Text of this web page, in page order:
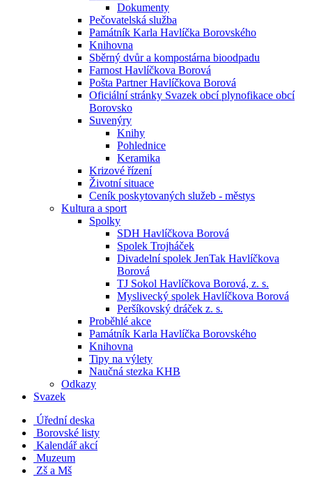
Dokumenty
Pečovatelská služba
Památník Karla Havlíčka Borovského
Knihovna
Sběrný dvůr a kompostárna bioodpadu
Farnost Havlíčkova Borová
Pošta Partner Havlíčkova Borová
Oficiální stránky Svazek obcí plynofikace obcí
Borovsko
Suvenýry
Knihy
Pohlednice
Keramika
Krizové řízení
Životní situace
Ceník poskytovaných služeb - městys
Kultura a sport
Spolky
SDH Havlíčkova Borová
Spolek Trojháček
Divadelní spolek JenTak Havlíčkova
Borová
TJ Sokol Havlíčkova Borová, z. s.
Myslivecký spolek Havlíčkova Borová
Peršíkovský dráček z. s.
Proběhlé akce
Památník Karla Havlíčka Borovského
Knihovna
Tipy na výlety
Naučná stezka KHB
Odkazy
Svazek
Úřední deska
Borovské listy
Kalendář akcí
Muzeum
Zš a Mš